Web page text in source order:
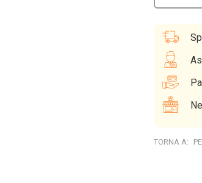
TORNA A: